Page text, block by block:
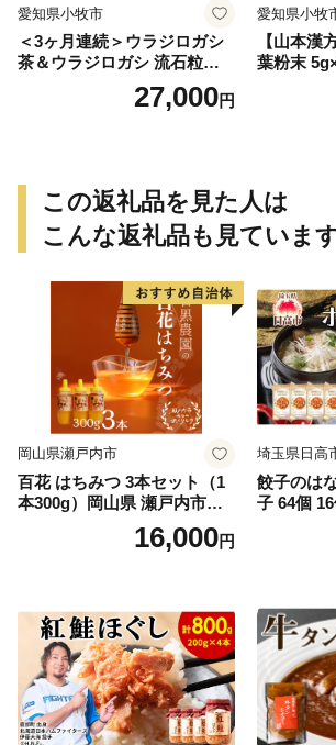
愛知県小牧市
＜3ヶ月連続＞ウラジロガシ
茶＆ウラジロガシ 流石粒
山本漢方 定期便27,000円
愛知県小牧
【山本漢
葉粉末
この返礼品を見た人は
こんな返礼品も見ていま
岡山県瀬戸内市
百花 はちみつ 3本セット（1
本300g）岡山県 瀬戸内市産
石黒農園 ヨーグルト パン 砂
糖の代わり 香り高い いい香
16,000円
埼玉県日高
餃子のは
子 64個
中華 点心
野菜 お
ー ギフト